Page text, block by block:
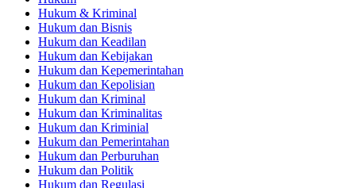
Hukum & Kriminal
Hukum dan Bisnis
Hukum dan Keadilan
Hukum dan Kebijakan
Hukum dan Kepemerintahan
Hukum dan Kepolisian
Hukum dan Kriminal
Hukum dan Kriminalitas
Hukum dan Kriminial
Hukum dan Pemerintahan
Hukum dan Perburuhan
Hukum dan Politik
Hukum dan Regulasi